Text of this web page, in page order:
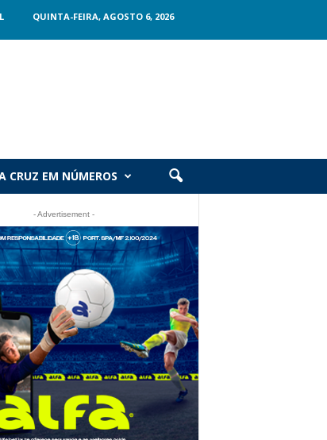
QUINTA-FEIRA, AGOSTO 6, 2026
CRUZ EM NÚMEROS
- Advertisement -